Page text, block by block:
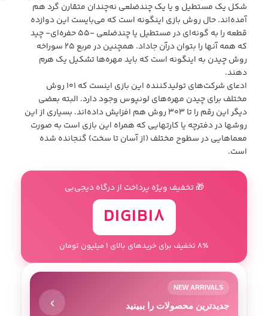
شکل یک مستطیل و یا یک چندضلعی نه‌چندان متقارن گرد هم
آمده‌اند. حال روش بازی اینگونه است که می‌بایست این دوازده
قطعه را به گونه‌ای در مستطیل یا چندضلعی -۵۵ حفره‌ای- چید
که همه آنها را بتوان درآن جاداد. همچنین در مربع ۲۵ سوراخه
روش چیدن به اینگونه است که باید مهره‌ها تشکیل یک هرم
دهند.
ادعای شرکت‌های تولیدکننده این بازی اینست که ۱۰۱ روش
مختلف برای چیدن مهره‌های لونپوس وجود دارد. البته بعضی
دیگر این رقم را تا ۳۰۳ روش هم افزایش داده‌اند. بسیاری از این
روشها در دفترچه یا کارتهایی که همراه این بازی است به صورت
معماهایی در سطوح مختلف (از آسان تا سخت) گنجانده شده
است.
🎁 تخفیف ویژه پرداخت از درگاه دیجی‌بی
DIGIBI8
8٪ تخفیف برای خریدهای بالای 1 میلیون تومان
NEW ARRIVALS
جدیدترین محصولات را ببینید ›